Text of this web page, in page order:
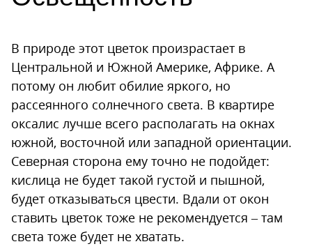
В природе этот цветок произрастает в
Центральной и Южной Америке, Африке. А
потому он любит обилие яркого, но
рассеянного солнечного света. В квартире
оксалис лучше всего располагать на окнах
южной, восточной или западной ориентации.
Северная сторона ему точно не подойдет:
кислица не будет такой густой и пышной,
будет отказываться цвести. Вдали от окон
ставить цветок тоже не рекомендуется – там
света тоже будет не хватать.